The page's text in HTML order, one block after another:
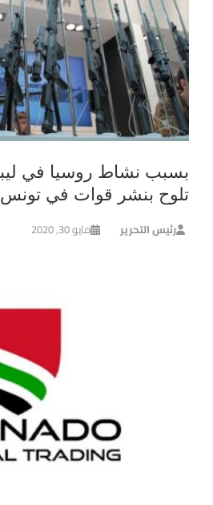
بسبب نشاط روسيا في
تلوح بنشر قوات في تونس
رئيس التحرير مايو 30, 2020